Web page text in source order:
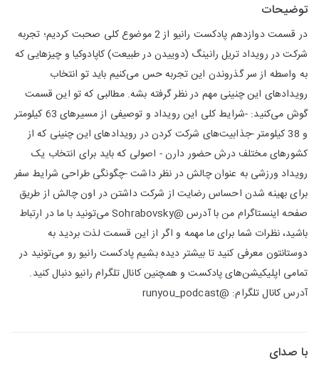
توضیحات
در قسمت دوازدهم پادکست رانیو از 2 موضوع کلی صحبت کردیم؛ تجربه
شرکت در رویداد تریل رانینگ (دوییدن در طبیعت) کاپادوکیا و چیزهایی که
به واسطه از سر گذروندن این تجربه حس می‌کنیم باید تو انتخاب
رویدادهای این چنینی مهم در نظر گرفته بشه. مطالبی که تو این قسمت
گوش می‌کنید: -شرایط کلی این رویداد و توصیفی از مسیرهای 63 کیلومتر
و 38 کیلومتر -جذابیت‌های شرکت کردن در رویدادهای این چنینی که از
کشورهای مختلف درش حضور دارن - اصولی که باید برای انتخاب یک
رویداد ورزشی به عنوان چالش در نظر داشت -چگونگی طراحی شرایط سفر
برای بهینه شدن احساس رضایت از شرکت داشتن در اون چالش از طریق
صفحه اینستاگرام من با آدرس @Sohrabovsky می‌تونید با ما در ارتباط
باشید، نظرات شما برای ما مهمه و اگر از این قسمت لذت بردید به
دوستانتون معرفی کنید تا بیشتر دیده بشیم پادکست رانیو رو می‌تونید در
تمامی اپلیکیشن‌های پادکست و همچنین کانال تلگرام رانیو دنبال کنید.
آدرس کانال تلگرام: @runyou_podcast
با صدای